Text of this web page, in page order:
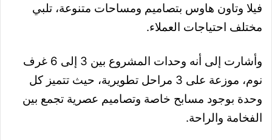
فيلا وتاون هاوس بتصاميم ومساحات متنوعة، تلبي
مختلف احتياجات العملاء.
وأشارت إلى أنه وحدات المشروع بين 3 إلى 6 غرف
نوم، موزعة على 3 مراحل تطويرية، حيث تتميز كل
وحدة بوجود مسابح خاصة وتصاميم عصرية تجمع بين
الفخامة والراحة.